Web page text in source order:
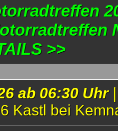
>>
ab 06:30 Uhr
Kastl bei